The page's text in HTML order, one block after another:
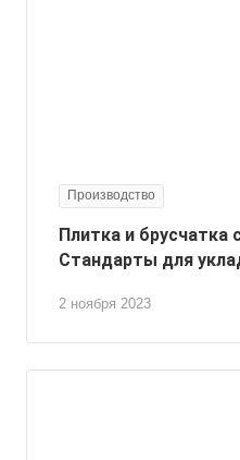
Производство
2 ноября 2023
Плитка и брусчатка
Стандарты для